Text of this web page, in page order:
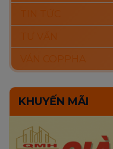
VÁN COPPHA
KHUYẾN MÃI